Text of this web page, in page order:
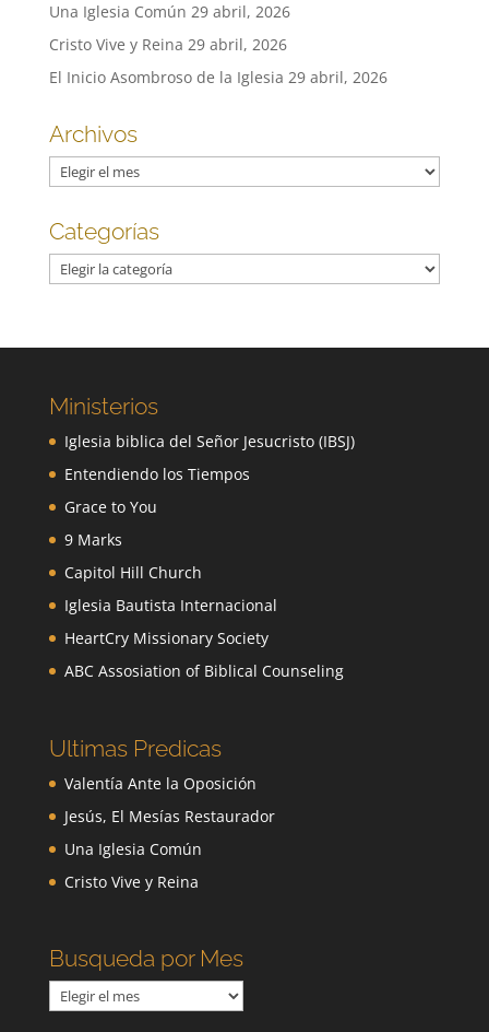
Una Iglesia Común 29 abril, 2026
Cristo Vive y Reina 29 abril, 2026
El Inicio Asombroso de la Iglesia 29 abril, 2026
Archivos
Archivos
Categorías
Categorías
Ministerios
Iglesia biblica del Señor Jesucristo (IBSJ)
Entendiendo los Tiempos
Grace to You
9 Marks
Capitol Hill Church
Iglesia Bautista Internacional
HeartCry Missionary Society
ABC Assosiation of Biblical Counseling
Ultimas Predicas
Valentía Ante la Oposición
Jesús, El Mesías Restaurador
Una Iglesia Común
Cristo Vive y Reina
Busqueda por Mes
Busqueda
por